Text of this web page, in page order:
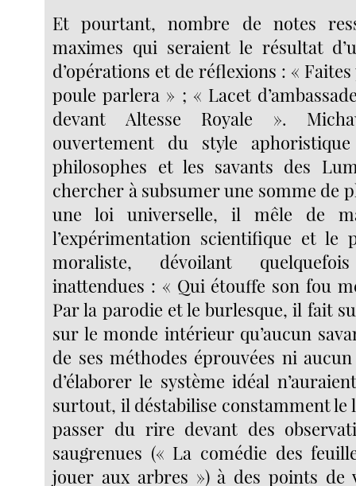
Et pourtant, nombre de notes
maximes qui seraient le résultat
d’opérations et de réflexions : «
poule parlera » ; « Lacet
devant Altesse Royale ».
ouvertement du style
philosophes et les savants des
chercher à subsumer une somme de
une loi universelle, il mêle de
l’expérimentation scientifique et le
moraliste, dévoilant
inattendues : « Qui étouffe son fou
Par la parodie et le burlesque, il fait
sur le monde intérieur qu’aucun
de ses méthodes éprouvées ni
d’élaborer le système idéal
surtout, il déstabilise constamment le
passer du rire devant des
saugrenues (« La comédie des
jouer aux arbres ») à des points de